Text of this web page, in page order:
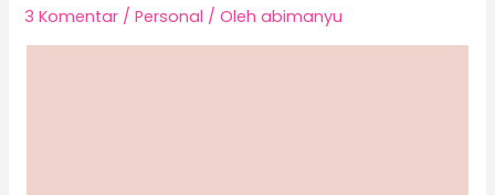
3 Komentar /Personal / Olehabimanyu